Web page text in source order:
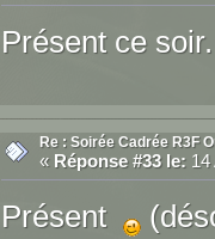
Présent ce soir.
Re : Soirée Cadrée R3F
« Réponse #33 le:14
Présent